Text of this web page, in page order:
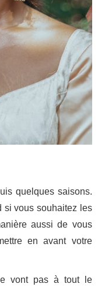
quelques saisons.
si vous souhaitez les
aussi de vous
en avant votre
vont pas à tout le